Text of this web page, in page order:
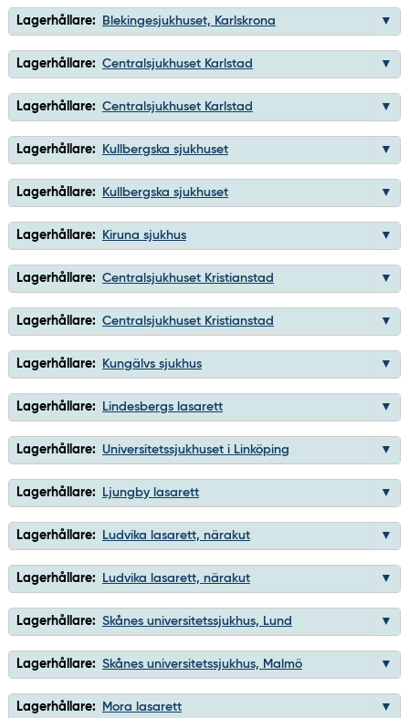
Lagerhållare: Blekingesjukhuset, Karlskrona
Lagerhållare: Centralsjukhuset Karlstad
Lagerhållare: Centralsjukhuset Karlstad
Lagerhållare: Kullbergska sjukhuset
Lagerhållare: Kullbergska sjukhuset
Lagerhållare: Kiruna sjukhus
Lagerhållare: Centralsjukhuset Kristianstad
Lagerhållare: Centralsjukhuset Kristianstad
Lagerhållare: Kungälvs sjukhus
Lagerhållare: Lindesbergs lasarett
Lagerhållare: Universitetssjukhuset i Linköping
Lagerhållare: Ljungby lasarett
Lagerhållare: Ludvika lasarett, närakut
Lagerhållare: Ludvika lasarett, närakut
Lagerhållare: Skånes universitetssjukhus, Lund
Lagerhållare: Skånes universitetssjukhus, Malmö
Lagerhållare: Mora lasarett